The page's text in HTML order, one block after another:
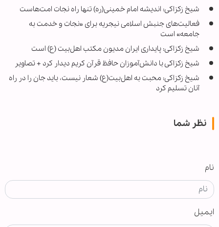
شیخ زکزاکی: اندیشه امام خمینی(ره) تنها راه نجات امت‌هاست
فعالیت‌های جنبش اسلامی نیجریه برای «نجات و خدمت به
جامعه» است
شیخ زکزاکی: پایداری ایران مدیون مکتب اهل‌بیت (ع) است
شیخ زکزاکی با دانش‌آموزان حافظ قرآن کریم دیدار کرد + تصاویر
شیخ زکزاکی: محبت به اهل‌بیت(ع) شعار نیست، باید جان را در راه
آنان تسلیم کرد
نظر شما
نام
ایمیل